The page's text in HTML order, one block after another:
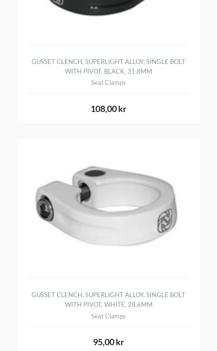
GUSSET CLENCH, SUPERLIGHT ALLOY, SINGLE BOLT
WITH PIVOT, BLACK, 31.8MM
Seat Clamps
108,00 kr
GUSSET CLENCH, SUPERLIGHT ALLOY, SINGLE BOLT
WITH PIVOT, WHITE, 28.6MM
Seat Clamps
95,00 kr